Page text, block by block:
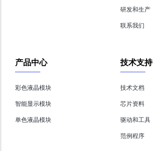
研发和生产
联系我们
技术支持
技术文档
芯片资料
驱动和工具
范例程序
产品中心
彩色液晶模块
智能显示模块
单色液晶模块